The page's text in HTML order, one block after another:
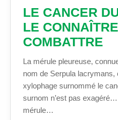
LE CANCER
LE
COMBATTRE
La mérule pleureuse,
nom de Serpula lacrymans,
xylophage surnommé le
surnom n’est pas
mérule…